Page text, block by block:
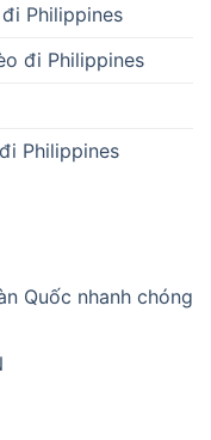
Philippines
đi Philippines
Philippines
Quốc nhanh chóng